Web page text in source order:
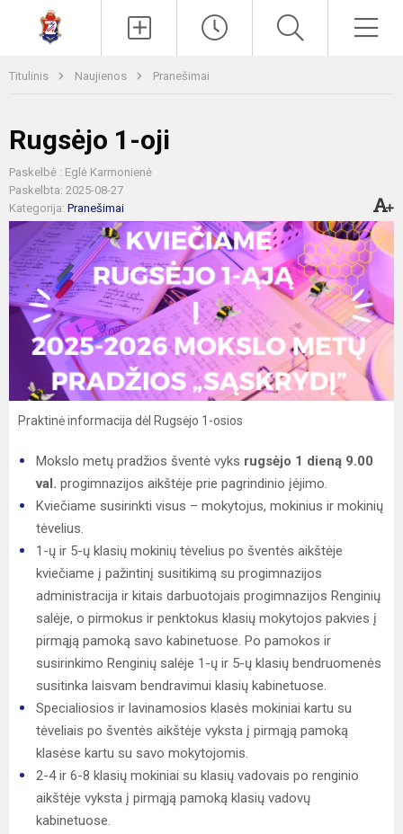
Titulinis Naujienos Pranešimai
Rugsėjo 1-oji
Paskelbė : Eglė Karmonienė
Paskelbta: 2025-08-27
Kategorija: Pranešimai
Praktinė informacija dėl Rugsėjo 1-osios
Mokslo metų pradžios šventė vyks rugsėjo 1 dieną 9.00
val. progimnazijos aikštėje prie pagrindinio įėjimo.
Kviečiame susirinkti visus – mokytojus, mokinius ir mokinių
tėvelius.
1-ų ir 5-ų klasių mokinių tėvelius po šventės aikštėje
kviečiame į pažintinį susitikimą su progimnazijos
administracija ir kitais darbuotojais progimnazijos Renginių
salėje, o pirmokus ir penktokus klasių mokytojos pakvies į
pirmąją pamoką savo kabinetuose. Po pamokos ir
susirinkimo Renginių salėje 1-ų ir 5-ų klasių bendruomenės
susitinka laisvam bendravimui klasių kabinetuose.
Specialiosios ir lavinamosios klasės mokiniai kartu su
tėveliais po šventės aikštėje vyksta į pirmąją pamoką
klasėse kartu su savo mokytojomis.
2-4 ir 6-8 klasių mokiniai su klasių vadovais po renginio
aikštėje vyksta į pirmąją pamoką klasių vadovų
kabinetuose.